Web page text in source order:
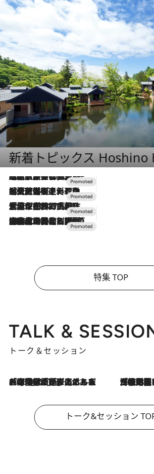
新着トピックス Hoshino
2026.7.31
【ホテル帰省】という選択肢をOMOが提案。家族とほどよい距離を保つには「昼は実家、夜は気兼ねなくホテルで！」
2026.7.24
【夏限定ディナーコース】旬を迎える稚鮎や花ズッキーニなどをイタリア・トスカーナの郷土料理の手法で満喫！
2026.7.17
「土佐和ハーブかき氷」がOMO7高知に登場！生姜、山椒、大葉など目にも舌にも涼を呼ぶ郷土の味
2026.7.10
NEW OPEN！【界 草津】名湯の地に誕生。趣の異なる2種の温泉と上州ならではの会席・蕎麦割烹など美食を味わう究極の癒やし旅
特集 TOP
TALK &
トーク＆セッション
2026.8.3
「今後値上げがあるとすれば…」「リスクがあるのは今年の冬」エネルギー専門家が語る、ホルムズ海峡封鎖が家庭にもたらす“ある心配” 2026.8.3
「住宅建てられない…」「サーチャージ料の高値が続いている」ホルムズ海峡封鎖によ
トーク&セッション